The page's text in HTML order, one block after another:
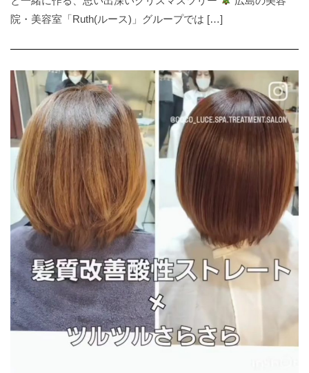
院・美容室「Ruth(ルース)」グループでは […]